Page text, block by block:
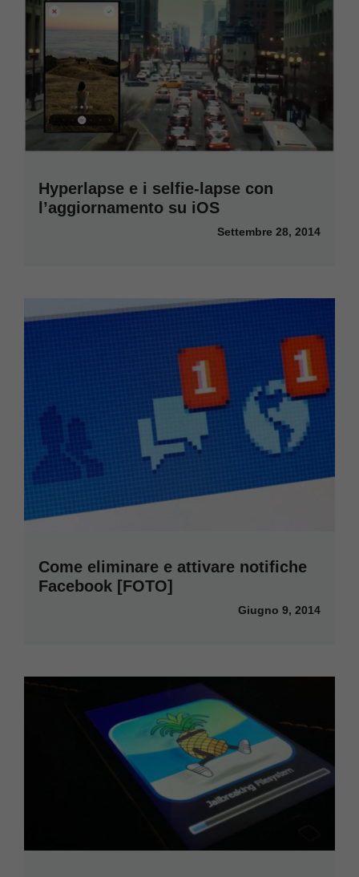
Hyperlapse e i selfie-lapse con
l’aggiornamento su iOS
Settembre 28, 2014
Come eliminare e attivare notifiche
Facebook [FOTO]
Giugno 9, 2014